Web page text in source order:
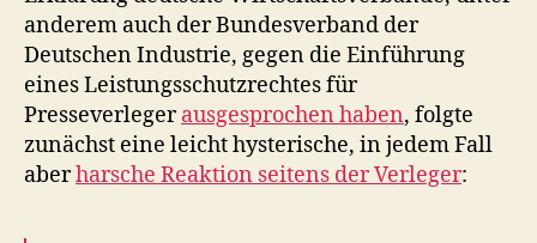
für
gewerbliche
Nutzer
anderem auch der Bundesverband der
Deutschen Industrie, gegen die Einführung
eines Leistungsschutzrechtes für
Presseverlegerausgesprochen haben, folgte
zunächst eine leicht hysterische, in jedem Fall
aberharsche Reaktion seitens der Verleger: